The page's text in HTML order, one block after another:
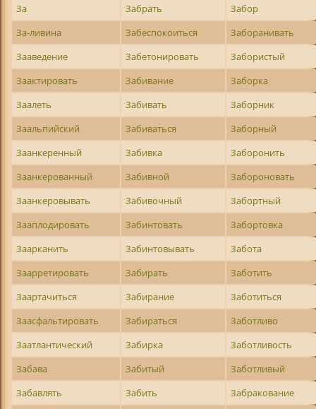
За Забрать
Забор
За-ливина
Забеспокоиться
Заборанивать
Зааведение
Забетонировать
Забористый
Заактировать
Забивание
Заборка
Заалеть
Забивать
Заборник
Заальпийский
Забиваться
Заборный
Заанкеренный
Забивка
Заборонить
Заанкерованный
Забивной
Забороновать
Заанкеровывать
Забивочный
Забортный
Зааплодировать
Забинтовать
Забортовка
Заарканить
Забинтовывать
Забота
Заарретировать
Забирать
Заботить
Заартачиться
Забирание
Заботиться
Заасфальтировать
Забираться
Заботливо
Заатлантический
Забирка
Заботливость
Забава
Забитый
Заботливый
Забавлять
Забить
Забракование